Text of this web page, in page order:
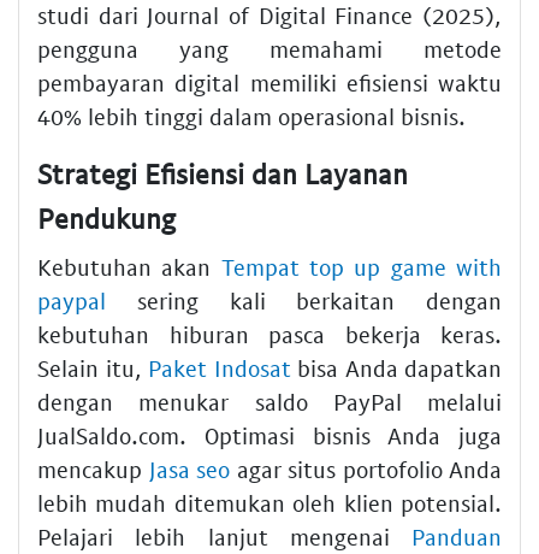
studi dari Journal of Digital Finance (2025),
pengguna yang memahami metode
pembayaran digital memiliki efisiensi waktu
40% lebih tinggi dalam operasional bisnis.
Strategi Efisiensi dan Layanan
Pendukung
Kebutuhan akan Tempat top up game with
paypal sering kali berkaitan dengan
kebutuhan hiburan pasca bekerja keras.
Selain itu, Paket Indosat bisa Anda dapatkan
dengan menukar saldo PayPal melalui
JualSaldo.com. Optimasi bisnis Anda juga
mencakup Jasa seo agar situs portofolio Anda
lebih mudah ditemukan oleh klien potensial.
Pelajari lebih lanjut mengenai Panduan